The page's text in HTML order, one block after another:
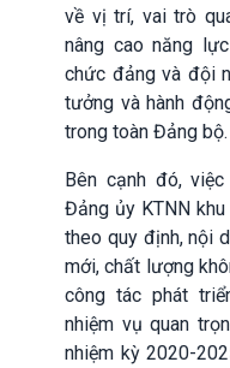
về vị trí, vai trò
nâng cao năng
chức đảng và đội
tưởng và hành
trong toàn Đảng bộ.
Bên cạnh đó,
Đảng ủy KTNN
theo quy định, nội
mới, chất lượng
công tác phát
nhiệm vụ quan
nhiệm kỳ 2020-